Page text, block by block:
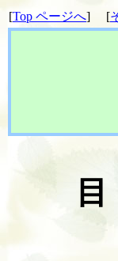
[Top ページへ] [